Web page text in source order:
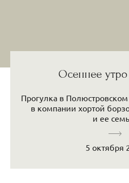
Осеннее
Прогулка в
в компании хортой
и ее
5 октября